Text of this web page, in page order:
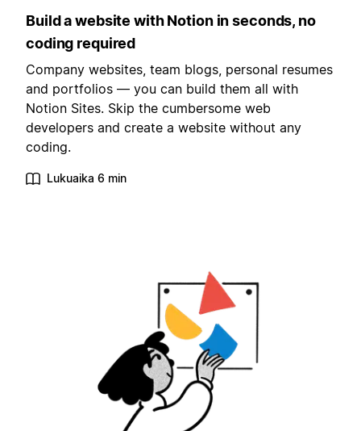
Build a website with Notion in seconds, no
coding required
Company websites, team blogs, personal resumes
and portfolios — you can build them all with
Notion Sites. Skip the cumbersome web
developers and create a website without any
coding.
Lukuaika 6 min